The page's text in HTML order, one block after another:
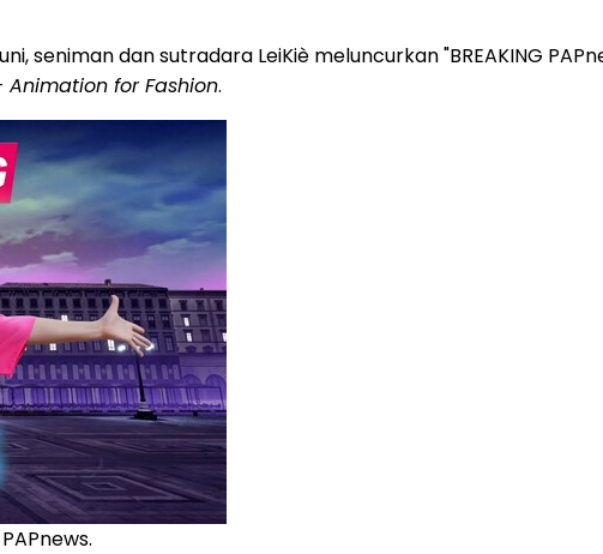
seniman dan sutradara LeiKiè meluncurkan "BREAKING
Animation for Fashion.